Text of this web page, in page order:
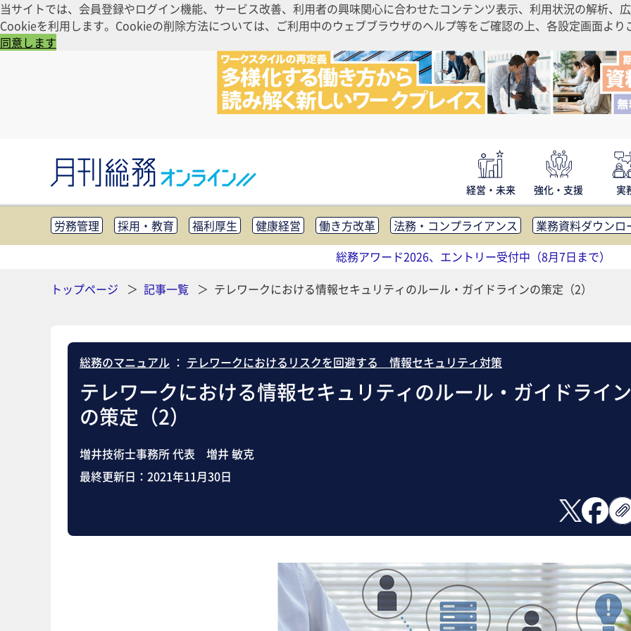
当サイトでは、会員登録やログイン機能、サービス改善、利用者の興味関心に合わせたコンテンツ表示、利用状況の解析、
Cookieを利用します。Cookieの削除方法については、ご利用中のウェブブラウザのヘルプ等をご確認の上、各設定画面よ
同意します
経営・未来 強化・支援 実
労務管理 採用・教育 福利厚生 健康経営 働き方改革 法務・コンプライアンス
業務資料ダウンロ
知財管理
リスクマネジメント・BCP 社外・社内広報 社外・社内コミュニケーション活性化
FM・オフ
助成金・補助金・コスト削減 アウトソーシング・BPO
調査・レ
総務アワード2026、エントリー受付中（8月7日まで）
トップページ
記事一覧 テレワークにおける情報セキュリティのルール・ガイドラインの策定（2）
総務のマニュアル ： テレワークにおけるリスクを回避する 情報セキュリティ対策
テレワークにおける情報セキュリティのルール・ガイドライン
の策定（2）
増井技術士事務所 代表 増井 敏克
最終更新日： 2021年11月30日